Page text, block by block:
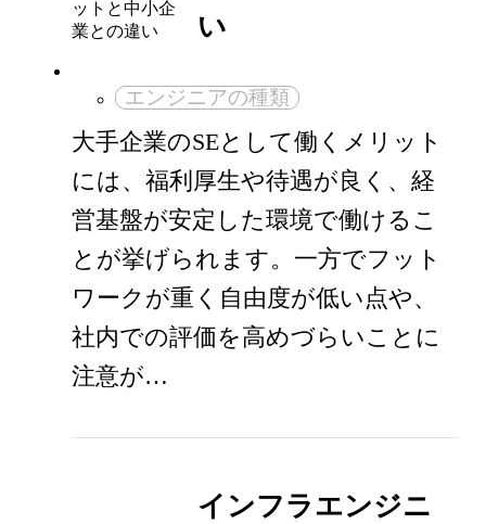
い
エンジニアの種類
大手企業のSEとして働くメリット
には、福利厚生や待遇が良く、経
営基盤が安定した環境で働けるこ
とが挙げられます。一方でフット
ワークが重く自由度が低い点や、
社内での評価を高めづらいことに
注意が…
インフラエンジニ